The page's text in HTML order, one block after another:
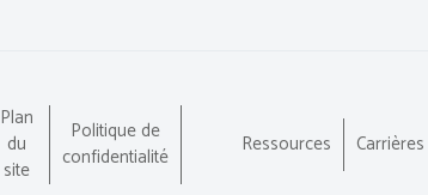
Plan
du
site
Politique de
confidentialité
Ressources Carrières